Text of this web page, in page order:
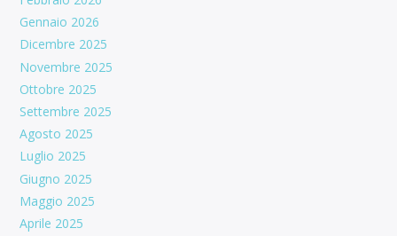
Gennaio 2026
Dicembre 2025
Novembre 2025
Ottobre 2025
Settembre 2025
Agosto 2025
Luglio 2025
Giugno 2025
Maggio 2025
Aprile 2025